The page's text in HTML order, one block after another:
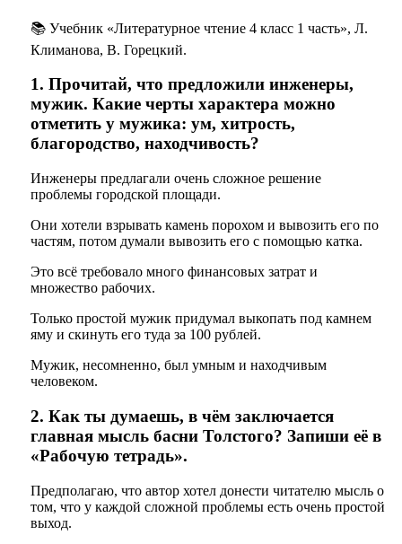
📚 Учебник «Литературное чтение 4 класс 1 часть», Л.
Климанова, В. Горецкий.
1. Прочитай, что предложили инженеры,
мужик. Какие черты характера можно
отметить у мужика: ум, хитрость,
благородство, находчивость?
Инженеры предлагали очень сложное решение
проблемы городской площади.
Они хотели взрывать камень порохом и вывозить его по
частям, потом думали вывозить его с помощью катка.
Это всё требовало много финансовых затрат и
множество рабочих.
Только простой мужик придумал выкопать под камнем
яму и скинуть его туда за 100 рублей.
Мужик, несомненно, был умным и находчивым
человеком.
2. Как ты думаешь, в чём заключается
главная мысль басни Толстого? Запиши её в
«Рабочую тетрадь».
Предполагаю, что автор хотел донести читателю мысль о
том, что у каждой сложной проблемы есть очень простой
выход.